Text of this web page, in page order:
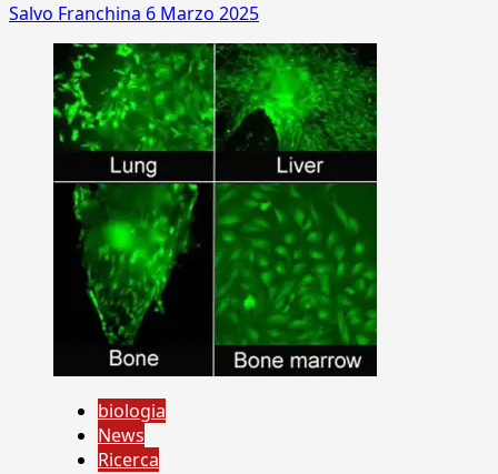
Salvo Franchina 6 Marzo 2025
biologia
News
Ricerca